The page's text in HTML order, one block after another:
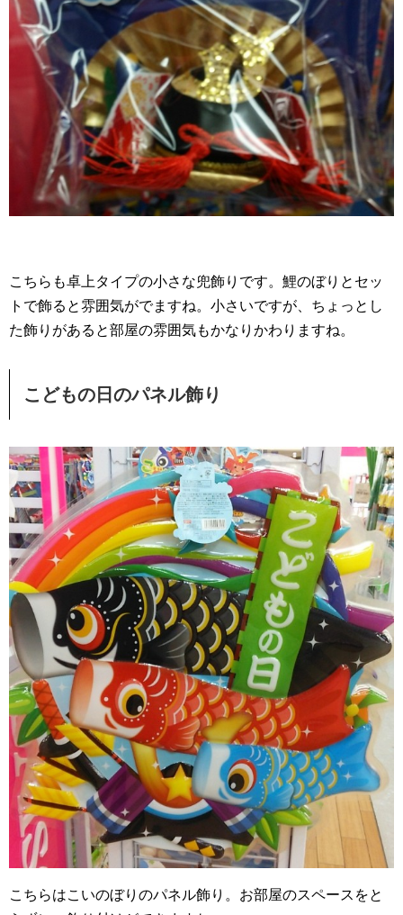
こちらも卓上タイプの小さな兜飾りです。鯉のぼりとセッ
トで飾ると雰囲気がでますね。小さいですが、ちょっとし
た飾りがあると部屋の雰囲気もかなりかわりますね。
こどもの日のパネル飾り
こちらはこいのぼりのパネル飾り。お部屋のスペースをと